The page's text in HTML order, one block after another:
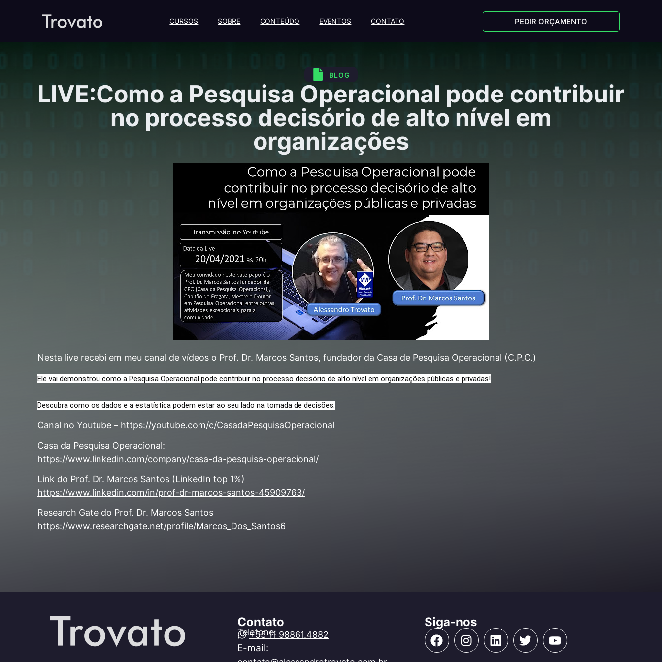
CURSOS SOBRE CONTEÚDO EVENTOS CONTATO PEDIR ORÇAMENTO
BLOG
LIVE:Como a Pesquisa Operacional pode contribuir
no processo decisório de alto nível em
organizações
Nesta live recebi em meu canal de vídeos o Prof. Dr. Marcos Santos, fundador da Casa de Pesquisa Operacional (C.P.O.)
Ele vai demonstrou como a Pesquisa Operacional pode contribuir no processo decisório de alto nível em organizações públicas e privadas!
Descubra como os dados e a estatística podem estar ao seu lado na tomada de decisões.
Canal no Youtube – https://youtube.com/c/CasadaPesquisaOperacional
Casa da Pesquisa Operacional:
https://www.linkedin.com/company/casa-da-pesquisa-operacional/
Link do Prof. Dr. Marcos Santos (LinkedIn top 1%)
https://www.linkedin.com/in/prof-dr-marcos-santos-45909763/
Research Gate do Prof. Dr. Marcos Santos
https://www.researchgate.net/profile/Marcos_Dos_Santos6
Contato
Telefone:
+55 11 98861.4882
E-mail:
Siga-nos